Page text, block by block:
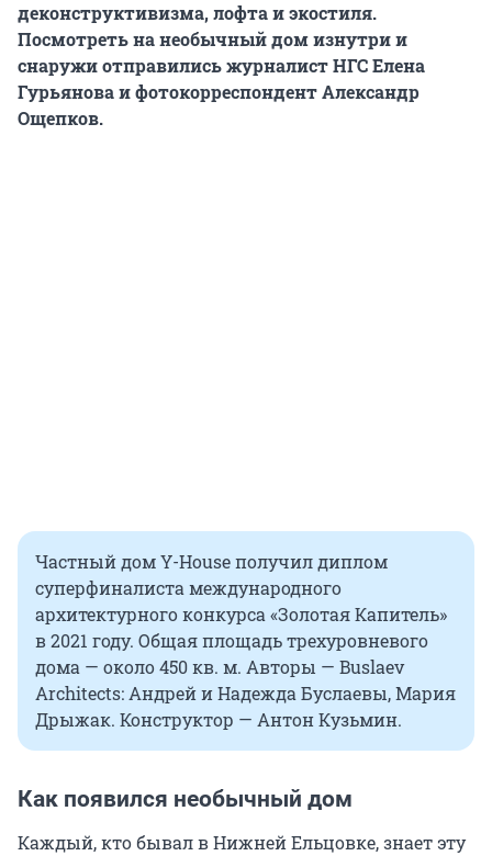
деконструктивизма, лофта и экостиля.
Посмотреть на необычный дом изнутри и
снаружи отправились журналист НГС Елена
Гурьянова и фотокорреспондент Александр
Ощепков.
Частный дом Y-House получил диплом
суперфиналиста международного
архитектурного конкурса «Золотая Капитель»
в 2021 году. Общая площадь трехуровневого
дома — около 450 кв. м. Авторы — Buslaev
Architects: Андрей и Надежда Буслаевы, Мария
Дрыжак. Конструктор — Антон Кузьмин.
Как появился необычный дом
Каждый, кто бывал в Нижней Ельцовке, знает эту